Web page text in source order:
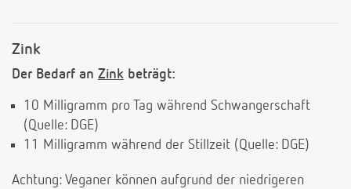
Zink
Der Bedarf an Zink beträgt:
10 Milligramm pro Tag während Schwangerschaft
(Quelle: DGE)
11 Milligramm während der Stillzeit (Quelle: DGE)
Achtung: Veganer können aufgrund der niedrigeren